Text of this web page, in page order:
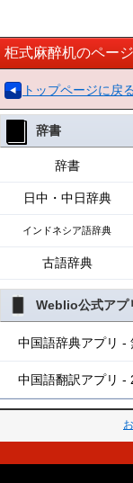
柜式麻醉机のペー
トップページに戻
辞書
辞書
日中・中日辞典
インドネシア語辞典
古語辞典
Weblio公式アプ
中国語辞典アプリ -
中国語翻訳アプリ -